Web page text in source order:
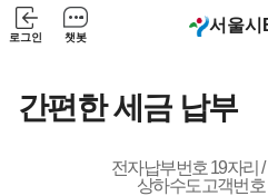
로그인 챗봇
서울시
간편한 세금 납부
전자납부번호 19자리
상하수도고객번호